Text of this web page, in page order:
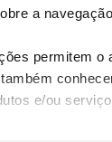
a
permitem o
e/ou